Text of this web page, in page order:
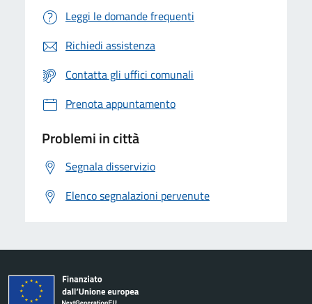
Leggi le domande frequenti
Richiedi assistenza
Contatta gli uffici comunali
Prenota appuntamento
Problemi in città
Segnala disservizio
Elenco segnalazioni pervenute